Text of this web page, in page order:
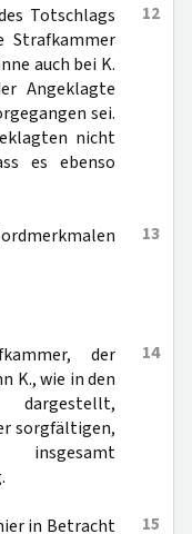
12
Totschlags
Strafkammer
auch bei K.
Angeklagte
sei.
nicht
es ebenso
13
14
der
K., wie in den
dargestellt,
sorgfältigen,
15
in Betracht